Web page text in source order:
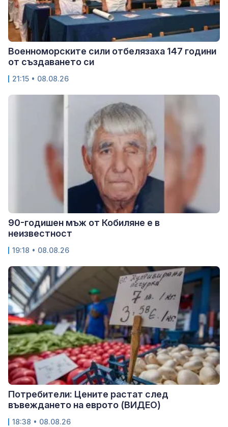
Военноморските сили отбелязаха 147 години
от създаването си
21:15 • 08.08.26
90-годишен мъж от Кобиляне е в
неизвестност
19:18 • 08.08.26
Потребители: Цените растат след
въвеждането на еврото (ВИДЕО)
18:38 • 08.08.26